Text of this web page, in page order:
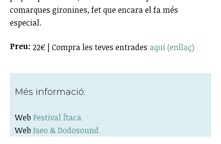
comarques gironines, fet que encara el fa més
especial.
Preu: 22€ | Compra les teves entrades aquí (enllaç)
Més informació:
Web Festival Ítaca
Web Iseo & Dodosound